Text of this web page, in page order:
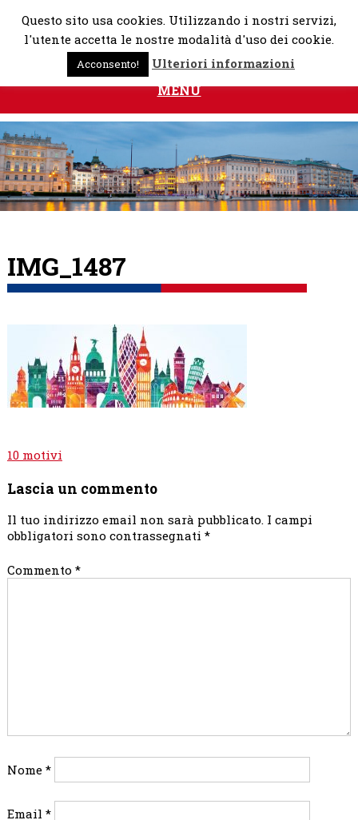
Skip
MENU
IMG_1487
Navigazione
10 motivi
Lascia un commento
Il tuo indirizzo email non sarà pubblicato. I campi
obbligatori sono contrassegnati *
Commento *
Nome *
Email *
Questo sito usa cookies. Utilizzando i nostri servizi,
l'utente accetta le nostre modalità d'uso dei cookie.
Acconsento! Ulteriori informazioni